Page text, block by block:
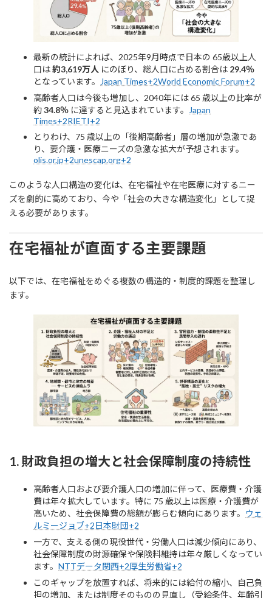
最新の統計によれば、2025年9月時点で日本の 65歳以上人
口は約3,619万人 にのぼり、総人口に占める割合は 29.4％
となっています。
Japan Times+2World Economic Forum+2
高齢者人口は今後も増加し、2040年には 65 歳以上の比率が
約34.8％ に達すると見込まれています。
Japan
Times+2RIETI+2
とりわけ、75 歳以上の「後期高齢者」層の増加が急激であ
り、要介護・医療ニーズの急激な拡大が予想されます。
olis.or.jp+2unescap.org+2
このような人口構造の変化は、在宅福祉や在宅医療に対するニー
ズを劇的に高めており、今や「社会の大きな構造変化」として捉
える必要があります。
在宅福祉が直面する主要課題
以下では、在宅福祉をめぐる複数の構造的・制度的課題を整理し
ます。
1. 財政負担の増大と社会保障制度の持続性
高齢者人口および要介護人口の増加に伴って、医療費・介護
費は年々拡大しています。特に 75 歳以上は医療・介護費が
高いため、社会保障費の総額が膨らむ傾向にあります。
ウェ
ルミージョブ+2日本財団+2
一方で、支える側の現役世代・労働人口は減少傾向にあり、
社会保障制度の財源確保や保険料維持は年々厳しくなってい
ます。 NTTデータ関西+2厚生労働省+2
このギャップを放置すれば、将来的には給付の縮小、自己負
担の増加、または制度そのものの見直し（受給条件、年齢引